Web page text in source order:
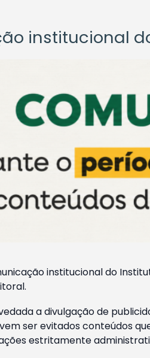
institucional
institucional do
a divulgação de
ser evitados conteúdos
estritamente